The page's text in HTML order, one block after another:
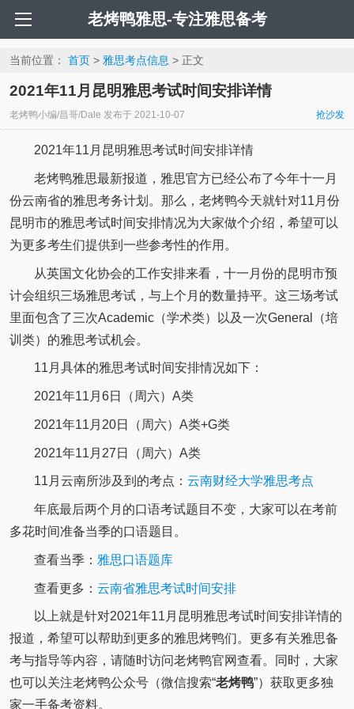
老烤鸭雅思-专注雅思备考
当前位置： 首页> 雅思考点信息 > 正文
2021年11月昆明雅思考试时间安排详情
老烤鸭小编/昌哥/Dale 发布于 2021-10-07 抢沙发
2021年11月昆明雅思考试时间安排详情
老烤鸭雅思最新报道，雅思官方已经公布了今年十一月
份云南省的雅思考务计划。那么，老烤鸭今天就针对11月份
昆明市的雅思考试时间安排情况为大家做个介绍，希望可以
为更多考生们提供到一些参考性的作用。
从英国文化协会的工作安排来看，十一月份的昆明市预
计会组织三场雅思考试，与上个月的数量持平。这三场考试
里面包含了三次Academic（学术类）以及一次General（培
训类）的雅思考试机会。
11月具体的雅思考试时间安排情况如下：
2021年11月6日（周六）A类
2021年11月20日（周六）A类+G类
2021年11月27日（周六）A类
11月云南所涉及到的考点： 云南财经大学雅思考点
年底最后两个月的口语考试题目不变，大家可以在考前
多花时间准备当季的口语题目。
查看当季： 雅思口语题库
查看更多： 云南省雅思考试时间安排
以上就是针对2021年11月昆明雅思考试时间安排详情的
报道，希望可以帮助到更多的雅思烤鸭们。更多有关雅思备
考与指导等内容，请随时访问老烤鸭官网查看。同时，大家
也可以关注老烤鸭公众号（微信搜索“老烤鸭”）获取更多独
家一手备考资料。